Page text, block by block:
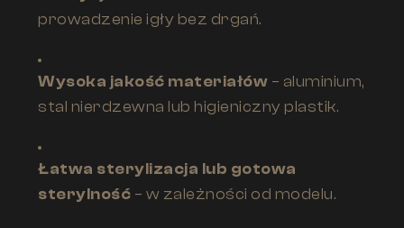
prowadzenie igły bez drgań.
Wysoka jakość materiałów – aluminium,
stal nierdzewna lub higieniczny plastik.
Łatwa sterylizacja lub gotowa
sterylność – w zależności od modelu.